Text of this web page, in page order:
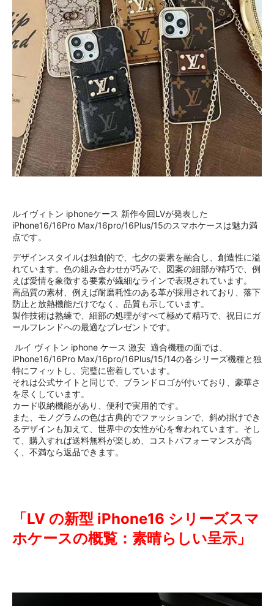
ルイヴィトン iphoneケース 新作今回LVが発表した
iPhone16/16Pro Max/16pro/16Plus/15のスマホケースは魅力満
点です。
デザインスタイルは独創的で、七夕の要素を融合し、創造性に溢
れています。色の組み合わせが巧みで、図案の細部が精巧で、例
えば愛情を象徴する要素が繊細なラインで表現されています。
高品質の素材、例えば耐磨耗性のある革が採用されており、落下
防止と放熱機能だけでなく、品質も示しています。
製作技術は熟練で、細部の処理がすべて極めて精巧で、祝日にガ
ールフレンドへの最適なプレゼントです。
ルイ ヴィトン iphone ケース 激安 適合機種の面では、
iPhone16/16Pro Max/16pro/16Plus/15/14の各シリーズ機種と独
特にフィットし、完璧に密着しています。
それは公式サイトと同じで、ブランドロゴが付いており、豪華さ
を尽くしています。
カード収納機能があり、便利で実用的です。
また、モノグラムの色は古典的でファッションで、斜め掛けでき
るデザインも加えて、世界中の女性が心を奪われています。そし
て、購入すれば送料無料が楽しめ、コストパフォーマンスが高
く、不満なら返品できます。
「LV の新型 iPhone16 シリーズスマ
ホケースの概覧：素晴らしい呈示」